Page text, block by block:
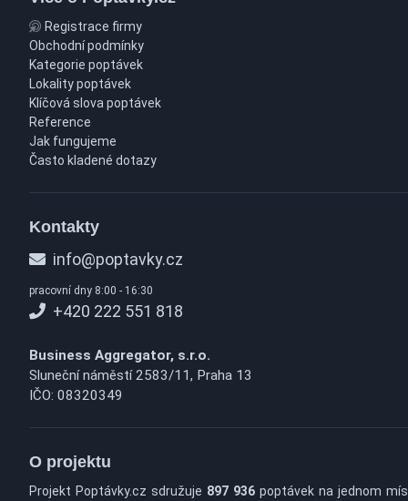
Registrace firmy
Obchodní podmínky
Kategorie poptávek
Lokality poptávek
Klíčová slova poptávek
Reference
Jak fungujeme
Často kladené dotazy
Kontakty
info@poptavky.cz
pracovní dny 8:00 - 16:30
+420 222 551 818
Business Aggregator, s.r.o.
Sluneční náměstí 2583/11, Praha 13
IČO: 08320349
O projektu
Projekt Poptávky.cz sdružuje 897 936 poptávek na jednom